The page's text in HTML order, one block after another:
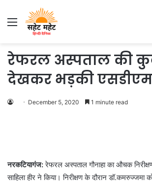
Menu
रेफरल अस्पताल की
देखकर भड़की एसडीएम
December 5, 2020 1 minute read
नरकटियागंज:रेफरल अस्पताल गौनाहा का औचक
साहिला हीर ने किया। निरीक्षण के दौरान डॉ.कमरुज्जमा